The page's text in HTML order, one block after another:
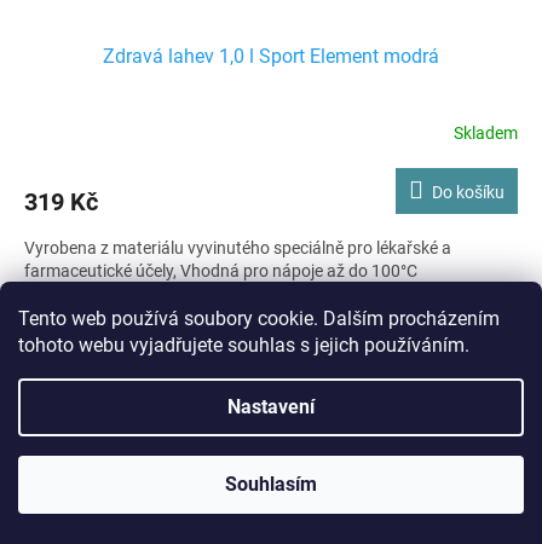
Tento web používá soubory cookie. Dalším procházením
tohoto webu vyjadřujete souhlas s jejich používáním.
Nastavení
Souhlasím
Zdravá lahev 1,0 l Sport Element modrá
Skladem
319 Kč Do košíku
Vyrobena z materiálu vyvinutého speciálně pro lékařské a
farmaceutické účely, Vhodná pro nápoje až do 100°C
Kód:C100304